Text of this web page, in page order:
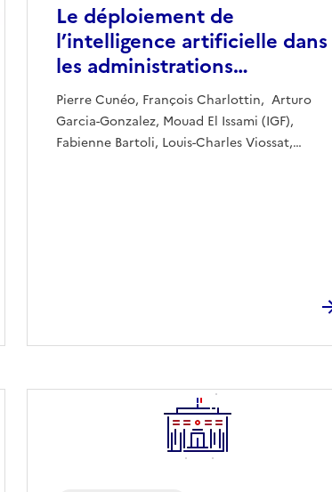
Le déploiement de
l’intelligence artificielle dans
les administrations…
Pierre Cunéo, François Charlottin, Arturo
Garcia-Gonzalez, Mouad El Issami (IGF),
Fabienne Bartoli, Louis-Charles Viossat,…